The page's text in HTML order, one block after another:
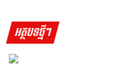
អត្ថបទថ្មីៗ